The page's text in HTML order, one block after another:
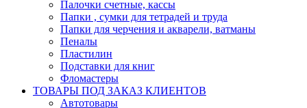
Палочки счетные, кассы
Папки , сумки для тетрадей и труда
Папки для черчения и акварели, ватманы
Пеналы
Пластилин
Подставки для книг
Фломастеры
ТОВАРЫ ПОД ЗАКАЗ КЛИЕНТОВ
Автотовары